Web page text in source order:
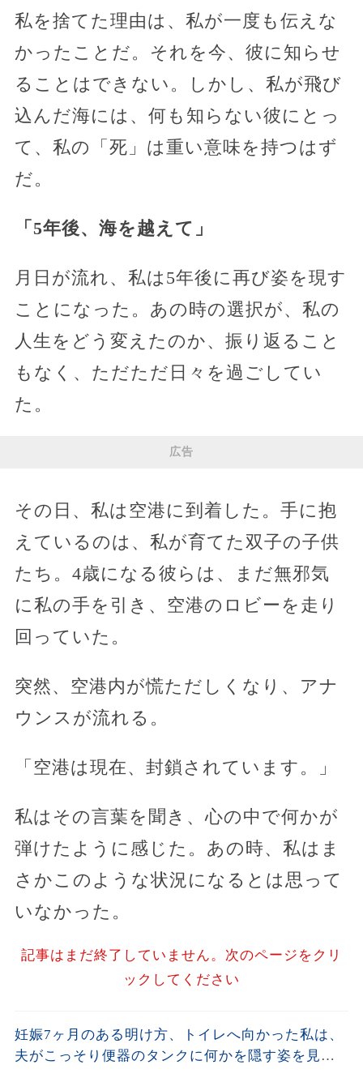
私を捨てた理由は、私が一度も伝えな
かったことだ。それを今、彼に知らせ
ることはできない。しかし、私が飛び
込んだ海には、何も知らない彼にとっ
て、私の「死」は重い意味を持つはず
だ。
「5年後、海を越えて」
月日が流れ、私は5年後に再び姿を現す
ことになった。あの時の選択が、私の
人生をどう変えたのか、振り返ること
もなく、ただただ日々を過ごしてい
た。
広告
その日、私は空港に到着した。手に抱
えているのは、私が育てた双子の子供
たち。4歳になる彼らは、まだ無邪気
に私の手を引き、空港のロビーを走り
回っていた。
突然、空港内が慌ただしくなり、アナ
ウンスが流れる。
「空港は現在、封鎖されています。」
私はその言葉を聞き、心の中で何かが
弾けたように感じた。あの時、私はま
さかこのような状況になるとは思って
いなかった。
記事はまだ終了していません。次のページをクリ
ックしてください
妊娠7ヶ月のある明け方、トイレへ向かった私は、
夫がこっそり便器のタンクに何かを隠す姿を見て